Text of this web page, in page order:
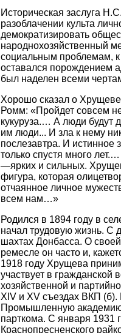
Историческая заслуга
разоблачении культа
демократизировать
народнохозяйственный
социальным проблемам, к
оставался порождением
был наделен всеми
Хорошо сказал о Хрущеве
Ромм: «Пройдет совсем
кукуруза.… А люди будут
им люди... И зла к нему
послезавтра. И истинное
только спустя много
—ярких и сильных.
фигура, которая
отчаянное личное
всем нам…»
Родился в 1894 году в
начал трудовую жизнь. С
шахтах Донбасса. О
ремесле он часто и,
1918 году Хрущева
участвует в гражданской
хозяйственной и
ХIV и XV съездах ВКП (б).
Промышленную академию
парткома. С января 1931
Краснопресненского